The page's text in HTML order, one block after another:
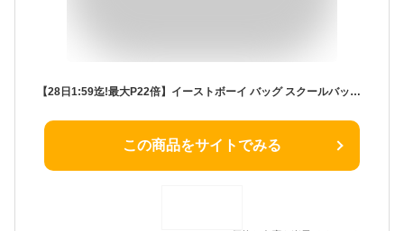
【28日1:59迄!最大P22倍】イーストボーイ バッグ スクールバッグ EAST BOY EBA21 スクール 女子高生 通学 通学かばん 学生鞄 スクールボストン ボストンバッグ A4 おしゃれ 可愛い 合皮 シンプル レディース 正規品 ギフト プレゼント
この商品をサイトでみる